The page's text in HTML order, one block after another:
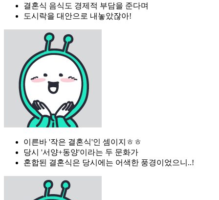
결혼식 음식도 경제적 부담을 준다며
도시락을 대안으로 내놓았잖아!
이른바 '작은 결혼식'인 셈이지ㅎㅎ
당시 '서양+동양'이라는 두 문화가
혼합된 결혼식은 당시에는 어색한 풍경이었으니..!